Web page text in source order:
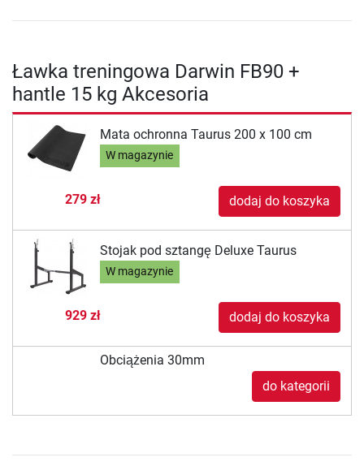
Ławka treningowa Darwin FB90 +
hantle 15 kg Akcesoria
Mata ochronna Taurus 200 x 100 cm
W magazynie
279 zł dodaj do koszyka
Stojak pod sztangę Deluxe Taurus
W magazynie
929 zł dodaj do koszyka
Obciążenia 30mm
do kategorii